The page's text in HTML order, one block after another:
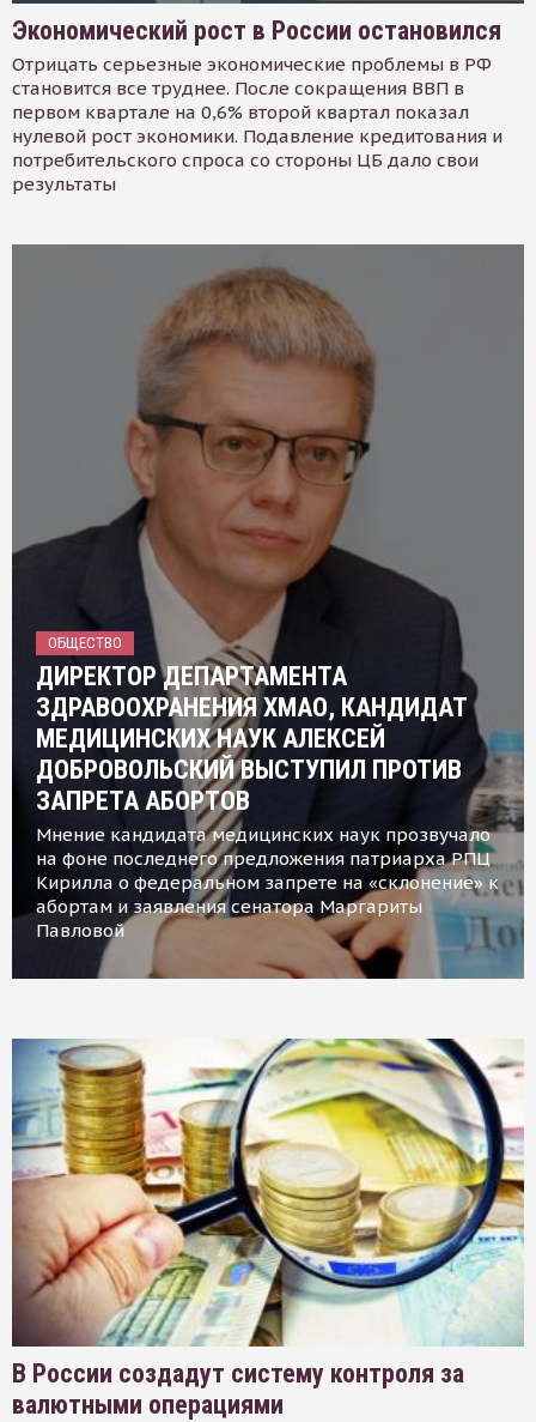
Экономический рост в России остановился
Отрицать серьезные экономические проблемы в РФ
становится все труднее. После сокращения ВВП в
первом квартале на 0,6% второй квартал показал
нулевой рост экономики. Подавление кредитования и
потребительского спроса со стороны ЦБ дало свои
результаты
ОБЩЕСТВО
ДИРЕКТОР ДЕПАРТАМЕНТА
ЗДРАВООХРАНЕНИЯ ХМАО, КАНДИДАТ
МЕДИЦИНСКИХ НАУК АЛЕКСЕЙ
ДОБРОВОЛЬСКИЙ ВЫСТУПИЛ ПРОТИВ
ЗАПРЕТА АБОРТОВ
Мнение кандидата медицинских наук прозвучало
на фоне последнего предложения патриарха РПЦ
Кирилла о федеральном запрете на «склонение» к
абортам и заявления сенатора Маргариты
Павловой
В России создадут систему контроля за
валютными операциями